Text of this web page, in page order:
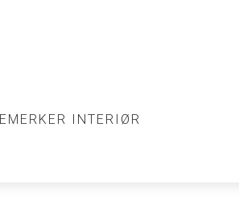
INTERIØR